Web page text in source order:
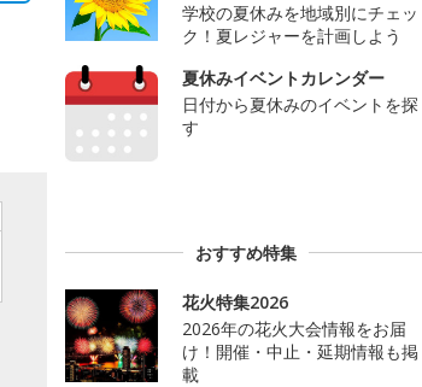
学校の夏休みを地域別にチェッ
ク！夏レジャーを計画しよう
夏休みイベントカレンダー
日付から夏休みのイベントを探
す
おすすめ特集
花火特集2026
2026年の花火大会情報をお届
け！開催・中止・延期情報も掲
載